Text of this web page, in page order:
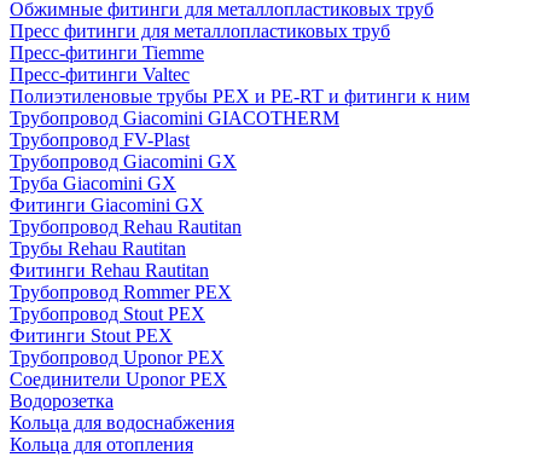
Обжимные фитинги для металлопластиковых труб
Пресс фитинги для металлопластиковых труб
Пресс-фитинги Tiemme
Пресс-фитинги Valtec
Полиэтиленовые трубы PEX и PE-RT и фитинги к ним
Трубопровод Giacomini GIACOTHERM
Трубопровод FV-Plast
Трубопровод Giacomini GX
Труба Giacomini GX
Фитинги Giacomini GX
Трубопровод Rehau Rautitan
Трубы Rehau Rautitan
Фитинги Rehau Rautitan
Трубопровод Rommer PEX
Трубопровод Stout PEX
Фитинги Stout PEX
Трубопровод Uponor PEX
Соединители Uponor PEX
Водорозетка
Кольца для водоснабжения
Кольца для отопления